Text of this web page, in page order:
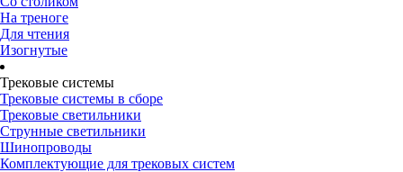
На треноге
Для чтения
Изогнутые
Трековые системы
Трековые системы в сборе
Трековые светильники
Струнные светильники
Шинопроводы
Комплектующие для трековых систем